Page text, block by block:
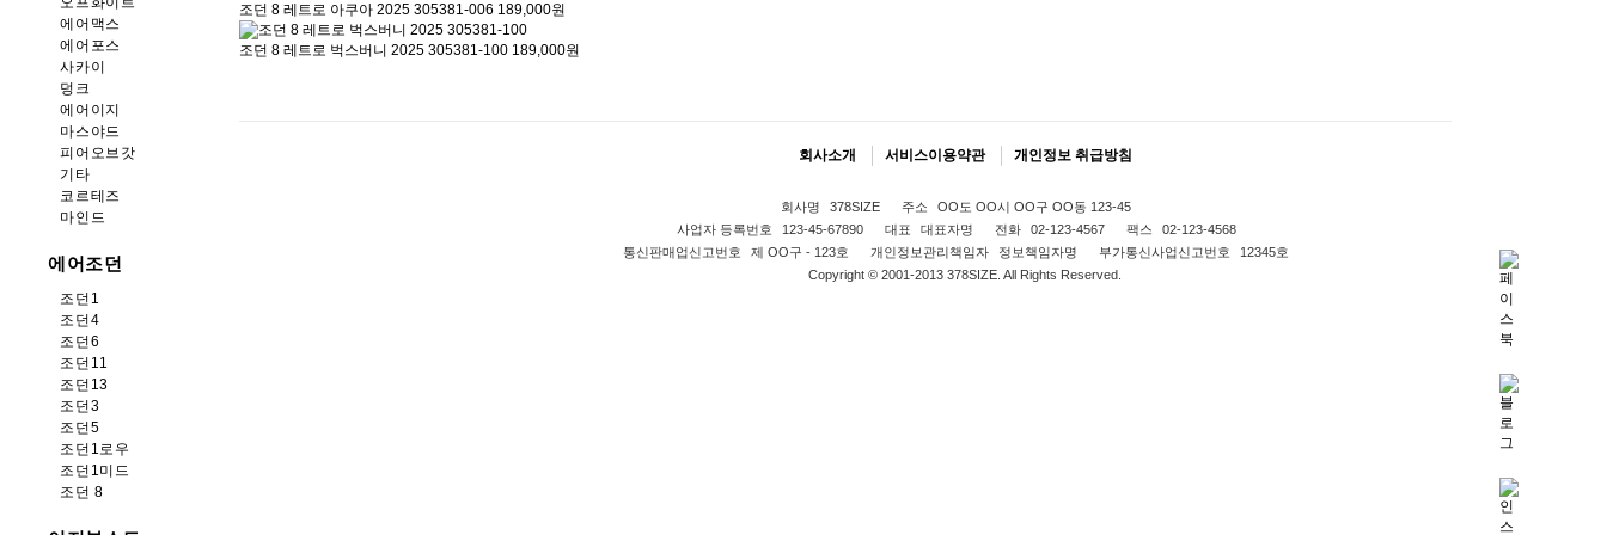
에어맥스
에어포스
사카이
덩크
에어이지
마스야드
피어오브갓
기타
코르테즈
마인드
에어조던
조던1
조던4
조던6
조던11
조던13
조던3
조던5
조던1로우
조던1미드
조던 8
조던 8 레트로 아쿠아 2025 305381-006 189,000원
조던 8 레트로 벅스버니 2025 305381-100 189,000원
회사소개 서비스이용약관 개인정보 취급방침
회사명 378SIZE 주소
OO도 OO시 OO구 OO동 123-45
사업자 등록번호
123-45-67890 대표 대표자명 전화 02-123-4567 팩스
02-123-4568
통신판매업신고번호
제 OO구 - 123호 개인정보관리책임자 정보책임자명 부가통신사업신고번호
12345호
Copyright © 2001-2013 378SIZE. All Rights Reserved.